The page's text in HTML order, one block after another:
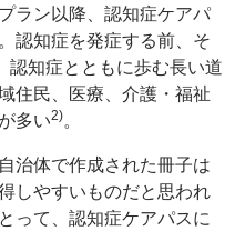
ラン以降、認知症ケアパ
認知症を発症する前、そ
認知症とともに歩む長い道
住民、医療、介護・福祉
多い2)。
治体で作成された冊子は
しやすいものだと思われ
って、認知症ケアパスに